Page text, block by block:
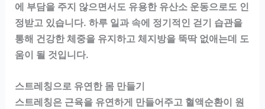
에 부담을 주지 않으면서도 유용한 유산소 운동으로도 인
정받고 있습니다. 하루 일과 속에 정기적인 걷기 습관을
통해 건강한 체중을 유지하고 체지방을 뚝딱 없애는데 도
움이 될 것입니다.
스트레칭으로 유연한 몸 만들기
스트레칭은 근육을 유연하게 만들어주고 혈액순환이 원